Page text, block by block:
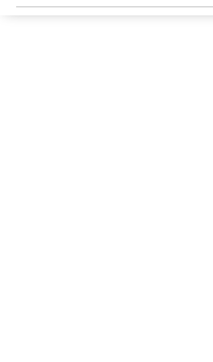
办学简介 办学理念 荣誉长廊